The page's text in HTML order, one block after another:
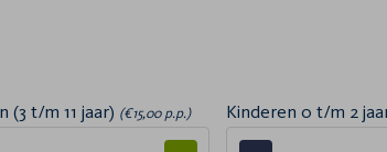
(3 t/m 11 jaar) (€15,00 p.p.) Kinderen 0 t/m 2